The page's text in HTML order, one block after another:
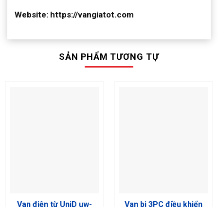
Website: https://vangiatot.com
SẢN PHẨM TƯƠNG TỰ
Van điện từ UniD uw-
Van bi 3PC điều khiển